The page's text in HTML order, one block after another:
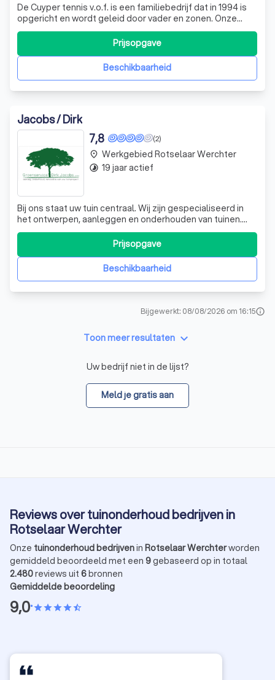
De Cuyper tennis v.o.f. is een familiebedrijf dat in 1994 is
opgericht en wordt geleid door vader en zonen. Onze
passie voor tennis is niet alleen zichtbaar op de vele
tennisbanen in heel België waar we als spelers,
zaakvoerders en trainers actief zijn, maar ook in ons werk.
We streven ernaar deze pBeschikbaarheid
Prijsopgave
Jacobs / Dirk
(2)
7,8
Bij ons staat uw tuin centraal. Wij zijn gespecialiseerd in
het ontwerpen, aanleggen en onderhouden van tuinen.
Onze expertise omvat alle soorten snoeiwerken, het
snoeien en vellen van bomen, en het aanleggen van
terrassen in tropisch hardhout. Daarnaast bieden we ook
verhardingen, tuinbergingen en
Beschikbaarheid
Prijsopgave
place Werkgebied Rotselaar Werchter
timelapse 19 jaar actief
Bijgewerkt: 08/08/2026 om 16:15info
Toon meer resultaten keyboard_arrow_down
Uw bedrijf niet in de lijst?
Meld je gratis aan
Reviews over tuinonderhoud bedrijven in
Rotselaar Werchter
Onze tuinonderhoud bedrijvenin Rotselaar Werchterworden
gemiddeld beoordeeld met een 9gebaseerd op in totaal
2.480reviews uit 6bronnen
Gemiddelde beoordeling
9,0•starstarstarstarstar_half